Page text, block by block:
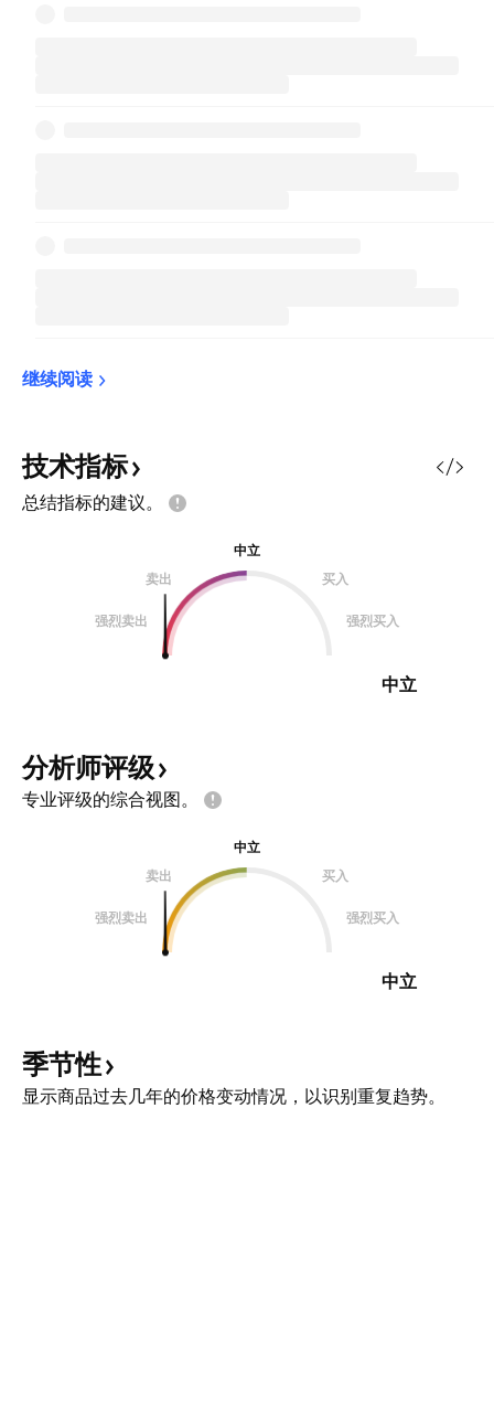
继续阅读
技术指标
总结指标的建议。
中立
卖出
买入
强烈卖出 强烈买入
中立
分析师评级
专业评级的综合视图。
中立
卖出
买入
强烈卖出 强烈买入
中立
季节性
显示商品过去几年的价格变动情况，以识别重复趋势。